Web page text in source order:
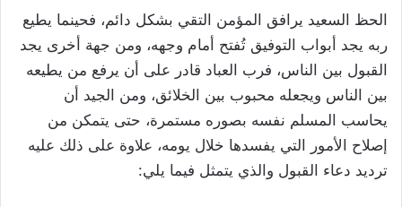
الحظ السعيد يرافق المؤمن التقي بشكل دائم، فحينما يطيع
ربه يجد أبواب التوفيق تُفتح أمام وجهه، ومن جهة أخرى يجد
القبول بين الناس، فرب العباد قادر على أن يرفع من يطيعه
بين الناس ويجعله محبوب بين الخلائق، ومن الجيد أن
يحاسب المسلم نفسه بصوره مستمرة، حتى يتمكن من
إصلاح الأمور التي يفسدها خلال يومه، علاوة على ذلك عليه
ترديد دعاء القبول والذي يتمثل فيما يلي: